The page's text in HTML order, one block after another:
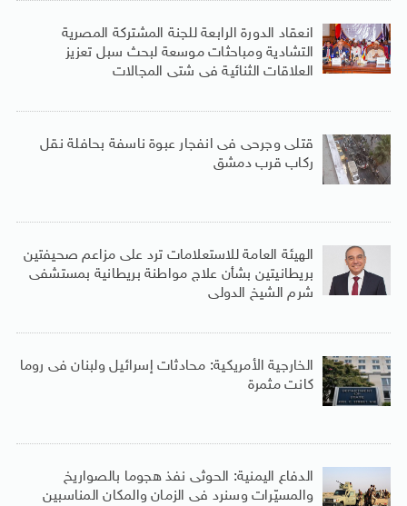
انعقاد الدورة الرابعة للجنة المشتركة المصرية
التشادية ومباحثات موسعة لبحث سبل تعزيز
العلاقات الثنائية فى شتى المجالات
قتلى وجرحى فى انفجار عبوة ناسفة بحافلة نقل
ركاب قرب دمشق
الهيئة العامة للاستعلامات ترد على مزاعم صحيفتين
بريطانيتين بشأن علاج مواطنة بريطانية بمستشفى
شرم الشيخ الدولى
الخارجية الأمريكية: محادثات إسرائيل ولبنان فى روما
كانت مثمرة
الدفاع اليمنية: الحوثى نفذ هجوما بالصواريخ
والمسيّرات وسنرد فى الزمان والمكان المناسبين